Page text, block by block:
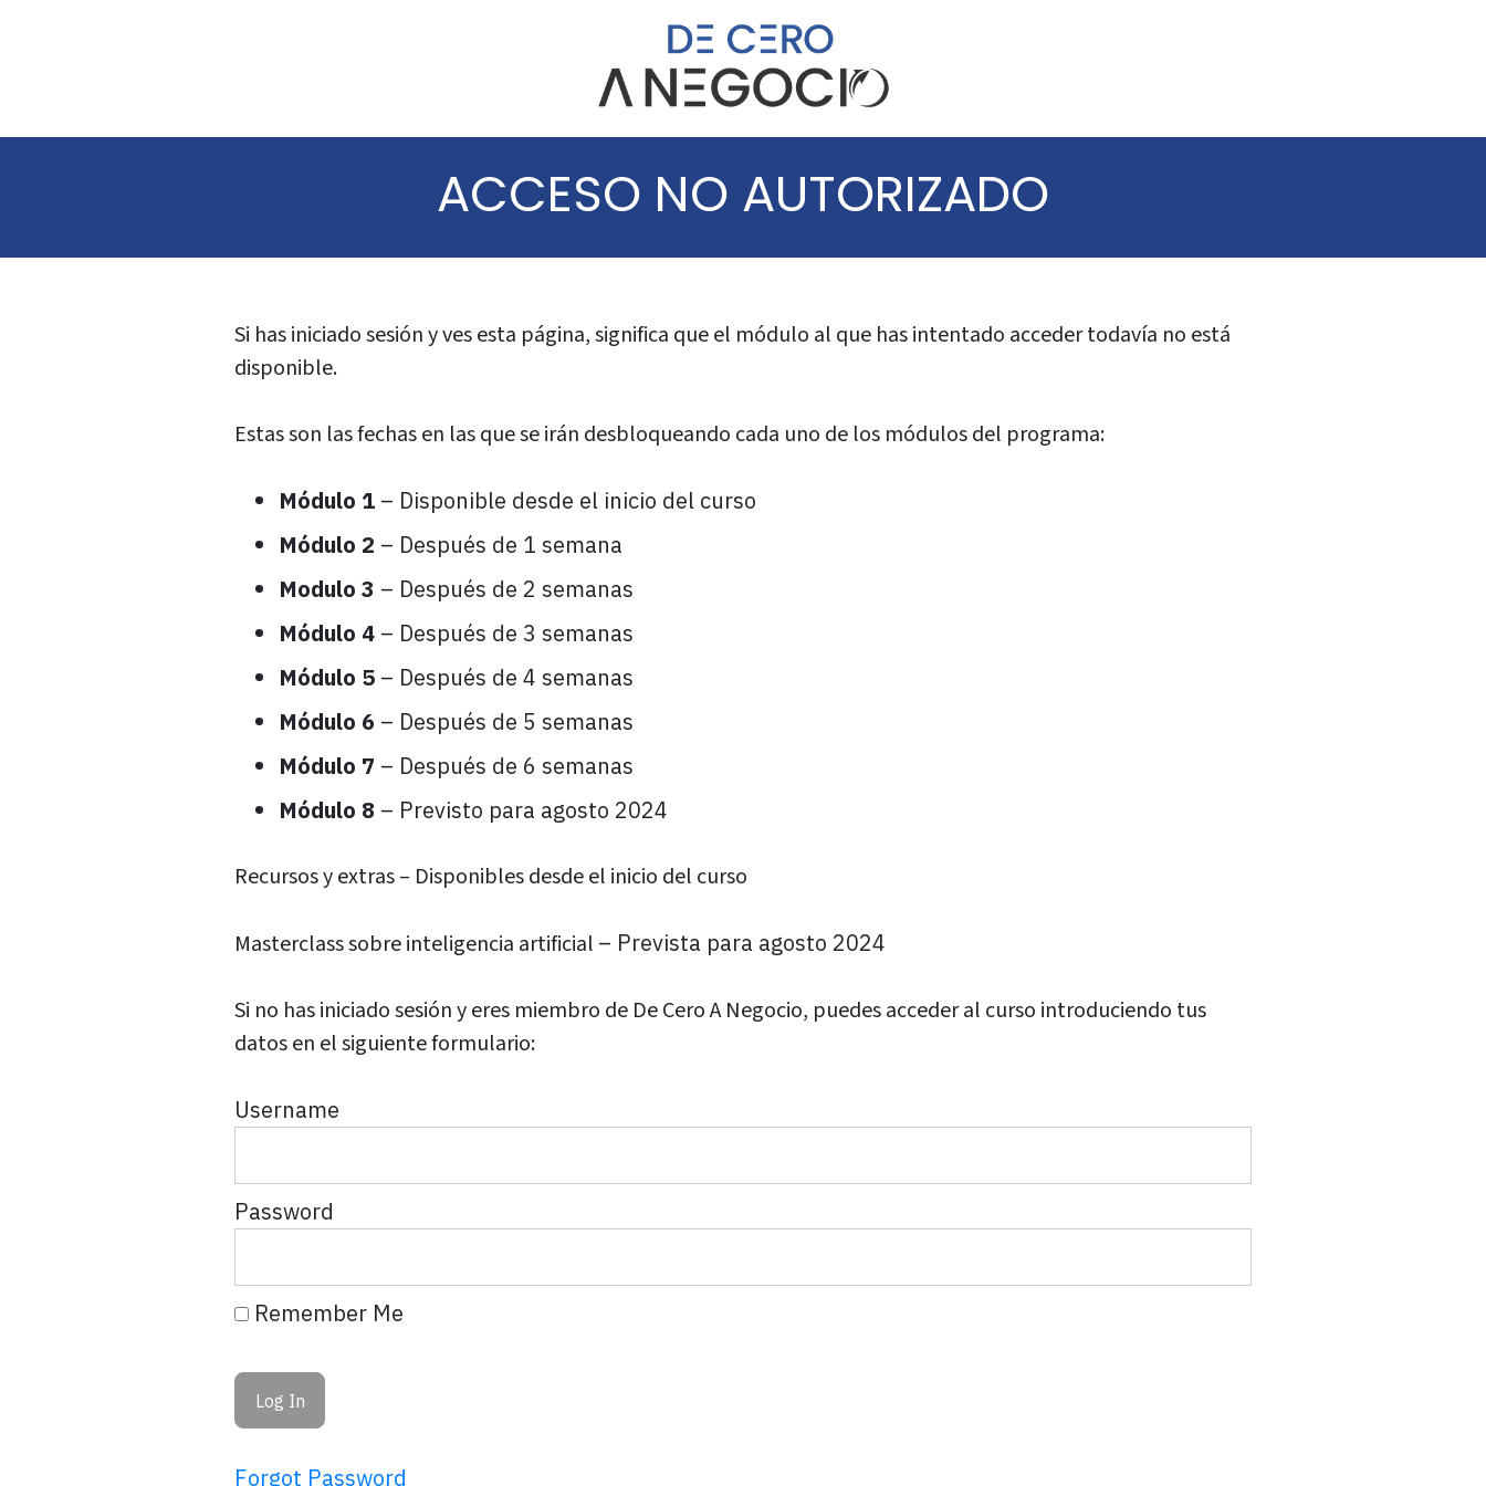
ACCESO NO AUTORIZADO
Si has iniciado sesión y ves esta página, significa que el módulo al que has intentado acceder todavía no está
disponible.
Estas son las fechas en las que se irán desbloqueando cada uno de los módulos del programa:
Módulo 1 – Disponible desde el inicio del curso
Módulo 2 – Después de 1 semana
Modulo 3 – Después de 2 semanas
Módulo 4 – Después de 3 semanas
Módulo 5 – Después de 4 semanas
Módulo 6 – Después de 5 semanas
Módulo 7 – Después de 6 semanas
Módulo 8 – Previsto para agosto 2024
Recursos y extras – Disponibles desde el inicio del curso
Masterclass sobre inteligencia artificial – Prevista para agosto 2024
Si no has iniciado sesión y eres miembro de De Cero A Negocio, puedes acceder al curso introduciendo tus
datos en el siguiente formulario:
Username
Password
Remember Me
Forgot Password